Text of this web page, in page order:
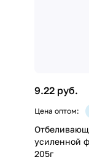
9.22 руб.
Цена оптом:
усиленной
205г